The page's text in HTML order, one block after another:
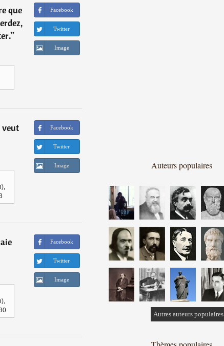
que
”
Facebook
Twitter
Image
veut
Facebook
Twitter
Image
Facebook
Twitter
Image
Auteurs populaires
Autres auteurs populaires